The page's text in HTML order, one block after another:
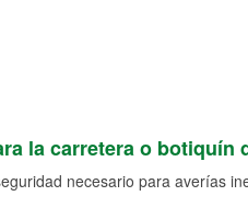
la carretera o botiquín
necesario para averías